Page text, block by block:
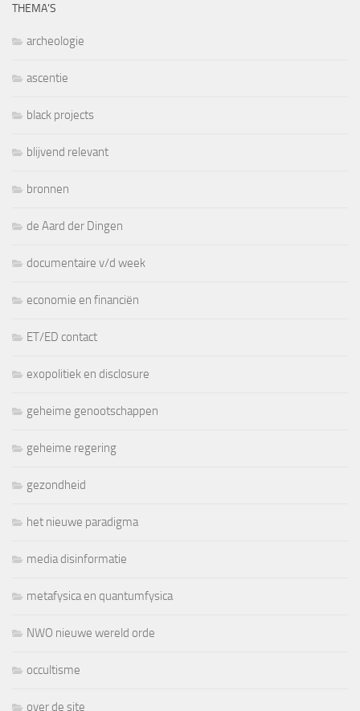
THEMA’S
archeologie
ascentie
black projects
blijvend relevant
bronnen
de Aard der Dingen
documentaire v/d week
economie en financiën
ET/ED contact
exopolitiek en disclosure
geheime genootschappen
geheime regering
gezondheid
het nieuwe paradigma
media disinformatie
metafysica en quantumfysica
NWO nieuwe wereld orde
occultisme
over de site